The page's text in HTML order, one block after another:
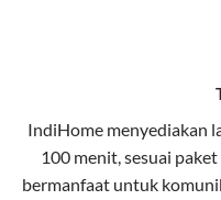
dibandingkan kabel
elektromagnetik,
Latensi Rendah
IndiHome menyediakan
100 menit, sesuai
bermanfaat untuk